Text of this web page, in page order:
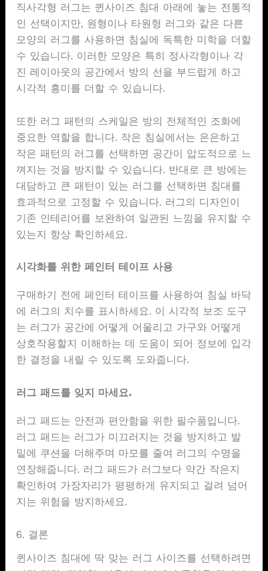
직사각형 러그는 퀸사이즈 침대 아래에 놓는 전통적
인 선택이지만, 원형이나 타원형 러그와 같은 다른
모양의 러그를 사용하면 침실에 독특한 미학을 더할
수 있습니다. 이러한 모양은 특히 정사각형이나 각
진 레이아웃의 공간에서 방의 선을 부드럽게 하고
시각적 흥미를 더할 수 있습니다.
또한 러그 패턴의 스케일은 방의 전체적인 조화에
중요한 역할을 합니다. 작은 침실에서는 은은하고
작은 패턴의 러그를 선택하면 공간이 압도적으로 느
껴지는 것을 방지할 수 있습니다. 반대로 큰 방에는
대담하고 큰 패턴이 있는 러그를 선택하면 침대를
효과적으로 고정할 수 있습니다. 러그의 디자인이
기존 인테리어를 보완하여 일관된 느낌을 유지할 수
있는지 항상 확인하세요.
시각화를 위한 페인터 테이프 사용
구매하기 전에 페인터 테이프를 사용하여 침실 바닥
에 러그의 치수를 표시하세요. 이 시각적 보조 도구
는 러그가 공간에 어떻게 어울리고 가구와 어떻게
상호작용할지 이해하는 데 도움이 되어 정보에 입각
한 결정을 내릴 수 있도록 도와줍니다.
러그 패드를 잊지 마세요.
러그 패드는 안전과 편안함을 위한 필수품입니다.
러그 패드는 러그가 미끄러지는 것을 방지하고 발
밑에 쿠션을 더해주며 마모를 줄여 러그의 수명을
연장해줍니다. 러그 패드가 러그보다 약간 작은지
확인하여 가장자리가 평평하게 유지되고 걸려 넘어
지는 위험을 방지하세요.
6. 결론
퀸사이즈 침대에 딱 맞는 러그 사이즈를 선택하려면